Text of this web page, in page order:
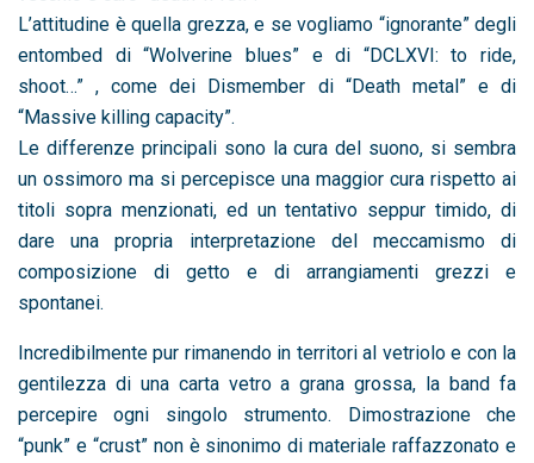
L’attitudine è quella grezza, e se vogliamo “ignorante” degli
entombed di “Wolverine blues” e di “DCLXVI: to ride,
shoot…” , come dei Dismember di “Death metal” e di
“Massive killing capacity”.
Le differenze principali sono la cura del suono, si sembra
un ossimoro ma si percepisce una maggior cura rispetto ai
titoli sopra menzionati, ed un tentativo seppur timido, di
dare una propria interpretazione del meccamismo di
composizione di getto e di arrangiamenti grezzi e
spontanei.
Incredibilmente pur rimanendo in territori al vetriolo e con la
gentilezza di una carta vetro a grana grossa, la band fa
percepire ogni singolo strumento. Dimostrazione che
“punk” e “crust” non è sinonimo di materiale raffazzonato e